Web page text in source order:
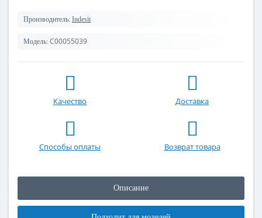
Производитель: Indesit
Модель: C00055039
Качество Доставка
Способы оплаты Возврат товара
Описание